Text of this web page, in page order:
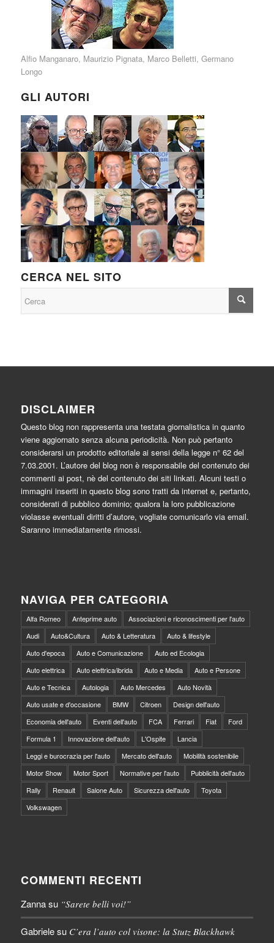
Alfio Manganaro, Maurizio Pignata, Marco Belletti, Germano
Longo
GLI AUTORI
CERCA NEL SITO
DISCLAIMER
Questo blog non rappresenta una testata giornalistica in quanto
viene aggiornato senza alcuna periodicità. Non può pertanto
considerarsi un prodotto editoriale ai sensi della legge n° 62 del
7.03.2001. L’autore del blog non è responsabile del contenuto dei
commenti ai post, nè del contenuto dei siti linkati. Alcuni testi o
immagini inseriti in questo blog sono tratti da internet e, pertanto,
considerati di pubblico dominio; qualora la loro pubblicazione
violasse eventuali diritti d’autore, vogliate comunicarlo via email.
Saranno immediatamente rimossi.
NAVIGA PER CATEGORIA
Alfa Romeo Anteprime auto
Associazioni e riconoscimenti per l'auto
Audi
Auto&Cultura Auto & Letteratura
Auto & lifestyle
Auto d'epoca
Auto e Comunicazione
Auto ed Ecologia
Auto elettrica
Auto elettrica/ibrida Auto e Media
Auto e Persone
Auto e Tecnica
Autologia Auto Mercedes
Auto Novità
Auto usate e d'occasione
BMW Citroen
Design dell'auto
Economia dell'auto
Eventi dell'auto FCA Ferrari Fiat
Ford
Formula 1
Innovazione dell'auto L'Ospite
Lancia
Leggi e burocrazia per l'auto
Mercato dell'auto
Mobilità sostenibile
Motor Show
Motor Sport Normative per l'auto
Pubblicità dell'auto
Rally
Renault Salone Auto Sicurezza dell'auto
Toyota
Volkswagen
COMMENTI RECENTI
Zannasu “Sarete belli voi!”
Gabrielesu C’era l’auto col visone: la Stutz Blackhawk